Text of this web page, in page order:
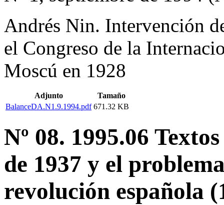
Andrés Nin. Intervención
el Congreso de la
Moscú en 1928
Adjunto
Tamaño
BalanceDA.N1.9.1994.pdf 671.32 KB
Nº 08. 1995.06
de 1937 y el
revolución española